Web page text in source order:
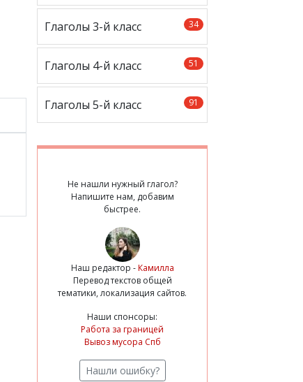
34
Глаголы 3-й класс
51
Глаголы 4-й класс
91
Глаголы 5-й класс
Не нашли нужный глагол?
Напишите нам, добавим
быстрее.
Наш редактор -Камилла
Перевод текстов общей
тематики, локализация сайтов.
Наши спонсоры:
Работа за границей
Вывоз мусора Спб
Нашли ошибку?